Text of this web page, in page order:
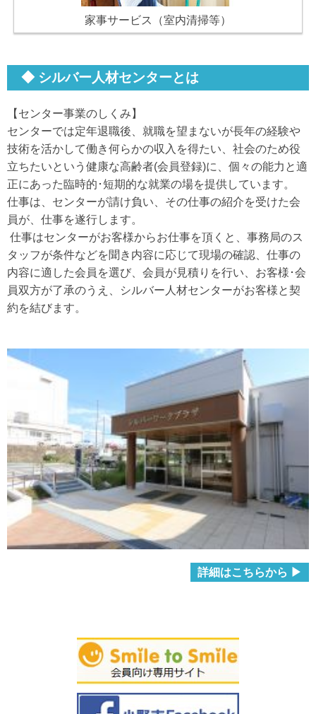
家事サービス（室内清掃等）
◆ シルバー人材センターとは
【センター事業のしくみ】
センターでは定年退職後、就職を望まないが長年の経験や
技術を活かして働き何らかの収入を得たい、社会のため役
立ちたいという健康な高齢者(会員登録)に、個々の能力と適
正にあった臨時的･短期的な就業の場を提供しています。
仕事は、センターが請け負い、その仕事の紹介を受けた会
員が、仕事を遂行します。
仕事はセンターがお客様からお仕事を頂くと、事務局のス
タッフが条件などを聞き内容に応じて現場の確認、仕事の
内容に適した会員を選び、会員が見積りを行い、お客様･会
員双方が了承のうえ、シルバー人材センターがお客様と契
約を結びます。
詳細はこちらから ▶